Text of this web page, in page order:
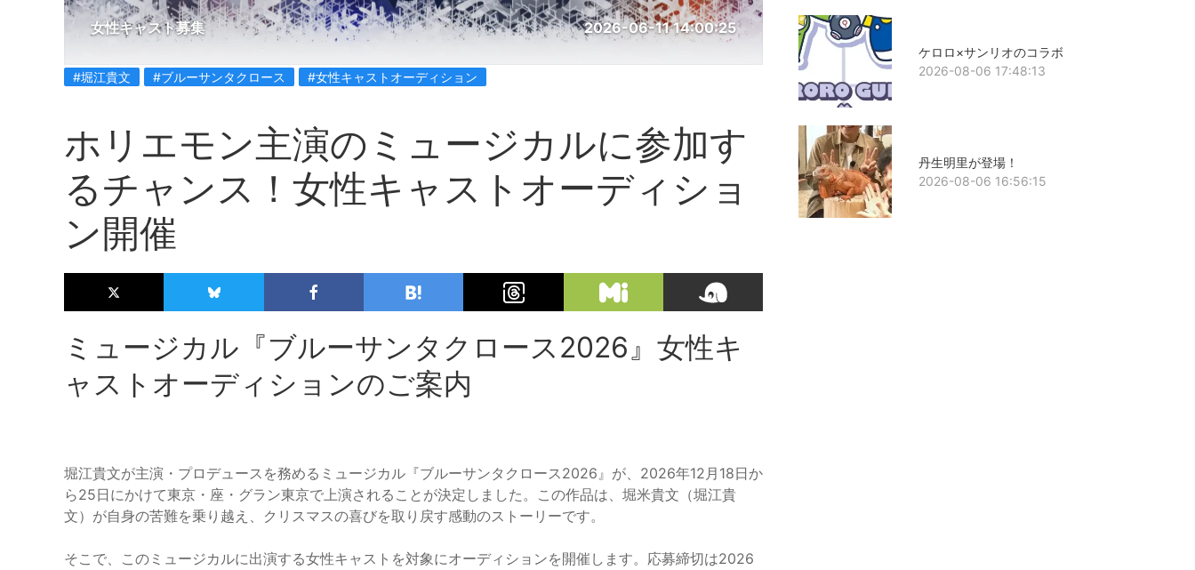
女性キャスト募集 2026-06-11 14:00:25
#堀江貴文 #ブルーサンタクロース #女性キャストオーディション
ホリエモン主演のミュージカルに参加す
るチャンス！女性キャストオーディショ
ン開催
ミュージカル『ブルーサンタクロース2026』女性キ
ャストオーディションのご案内
堀江貴文が主演・プロデュースを務めるミュージカル『ブルーサンタクロース2026』が、2026年12月18日か
ら25日にかけて東京・座・グラン東京で上演されることが決定しました。この作品は、堀米貴文（堀江貴
文）が自身の苦難を乗り越え、クリスマスの喜びを取り戻す感動のストーリーです。
そこで、このミュージカルに出演する女性キャストを対象にオーディションを開催します。応募締切は2026
ケロロ×サンリオのコラボ
2026-08-06 17:48:13
丹生明里が登場！
2026-08-06 16:56:15